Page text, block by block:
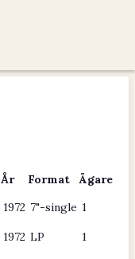
År Format
Ägare
1972 7"-single 1
1972 LP
1